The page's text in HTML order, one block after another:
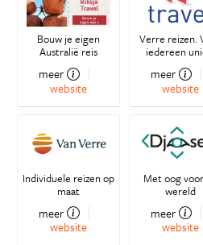
Bouw je eigen
Australië reis
meer
website
Verre reizen.
iedereen
meer
website
Individuele reizen op
maat
meer
website
Met oog
wereld
meer
website